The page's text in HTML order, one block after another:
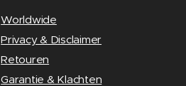
Worldwide
Privacy & Disclaimer
Retouren
Garantie & Klachten